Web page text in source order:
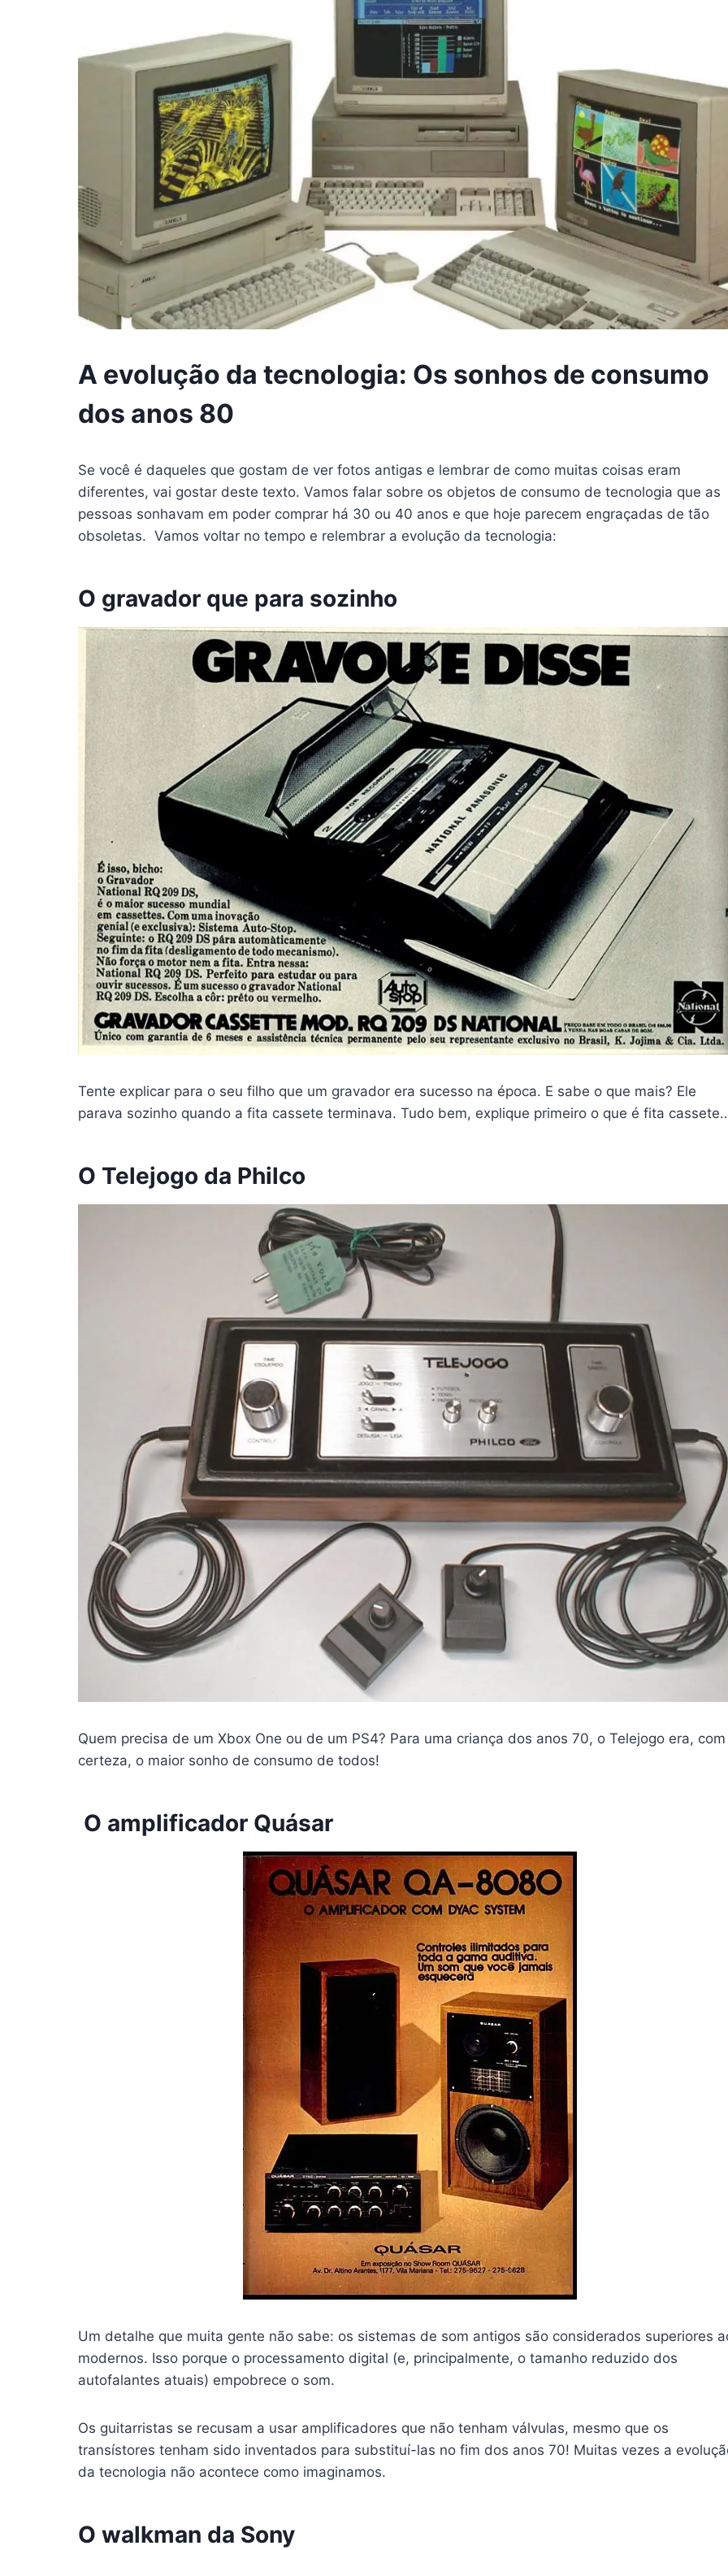
A evolução da tecnologia: Os sonhos de consumo
dos anos 80
Se você é daqueles que gostam de ver fotos antigas e lembrar de como muitas coisas eram
diferentes, vai gostar deste texto. Vamos falar sobre os objetos de consumo de tecnologia que as
pessoas sonhavam em poder comprar há 30 ou 40 anos e que hoje parecem engraçadas de tão
obsoletas. Vamos voltar no tempo e relembrar a evolução da tecnologia:
O gravador que para sozinho
Tente explicar para o seu filho que um gravador era sucesso na época. E sabe o que mais? Ele
parava sozinho quando a fita cassete terminava. Tudo bem, explique primeiro o que é fita
O Telejogo da Philco
Quem precisa de um Xbox One ou de um PS4? Para uma criança dos anos 70, o Telejogo era, com
certeza, o maior sonho de consumo de todos!
O amplificador Quásar
Um detalhe que muita gente não sabe: os sistemas de som antigos são considerados superiores
modernos. Isso porque o processamento digital (e, principalmente, o tamanho reduzido dos
autofalantes atuais) empobrece o som.
Os guitarristas se recusam a usar amplificadores que não tenham válvulas, mesmo que os
transístores tenham sido inventados para substituí-las no fim dos anos 70! Muitas vezes a
da tecnologia não acontece como imaginamos.
O walkman da Sony